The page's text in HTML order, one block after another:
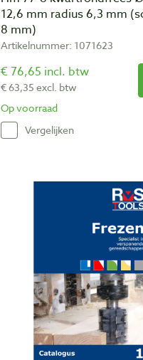
12,6 mm radius 6,3 mm
8 mm)
Artikelnummer: 1071623
€ 76,65 incl. btw
€ 63,35 excl. btw
Op voorraad
Vergelijken